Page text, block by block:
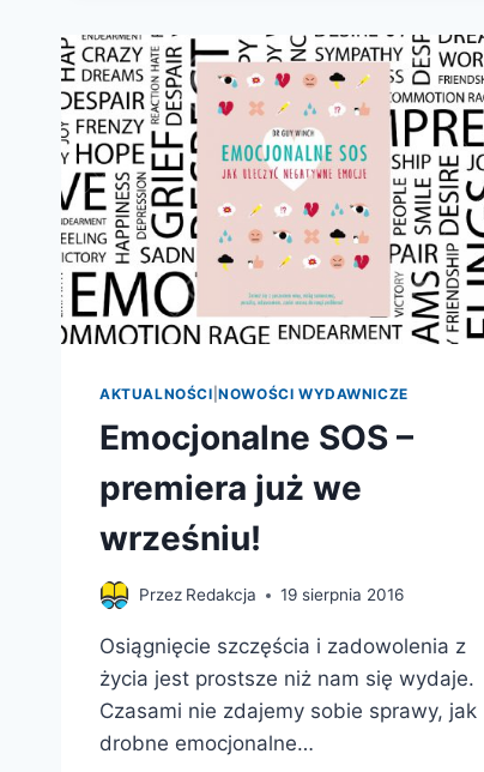
AKTUALNOŚCI |NOWOŚCI WYDAWNICZE
Emocjonalne SOS –
premiera już we
wrześniu!
Przez Redakcja 19 sierpnia 2016
Osiągnięcie szczęścia i zadowolenia z
życia jest prostsze niż nam się wydaje.
Czasami nie zdajemy sobie sprawy, jak
drobne emocjonalne…